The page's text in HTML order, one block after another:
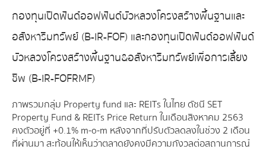
กองทุนเปิดฟันด์ออฟฟันด์บัวหลวงโครงสร้างพื้นฐานและ
อสังหาริมทรัพย์ (B-IR-FOF) และกองทุนเปิดฟันด์ออฟฟันด์
บัวหลวงโครงสร้างพื้นฐาน&อสังหาริมทรัพย์เพื่อการเลี้ยง
ชีพ (B-IR-FOFRMF)
ภาพรวมกลุ่ม Property fund และ REITs ในไทย ดัชนี SET
Property Fund & REITs Price Return ในเดือนสิงหาคม 2563
คงตัวอยู่ที่ +0.1% m-o-m หลังจากที่ปรับตัวลดลงในช่วง 2 เดือน
ที่ผ่านมา สะท้อนให้เห็นว่าตลาดยังคงมีความกังวลต่อสถานการณ์